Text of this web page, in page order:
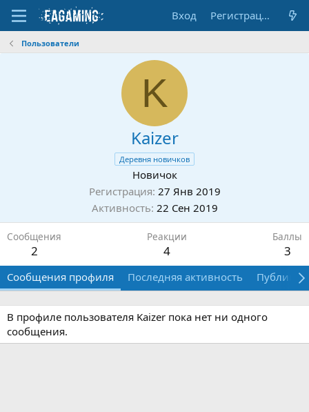
Вход Регистрация
Пользователи
K
Kaizer
Деревня новичков
Новичок
Регистрация 27 Янв 2019
Активность 22 Сен 2019
Сообщения
2
Реакции
4
Баллы
3
Сообщения профиля Последняя активность
В профиле пользователя Kaizer пока нет ни одного
сообщения.